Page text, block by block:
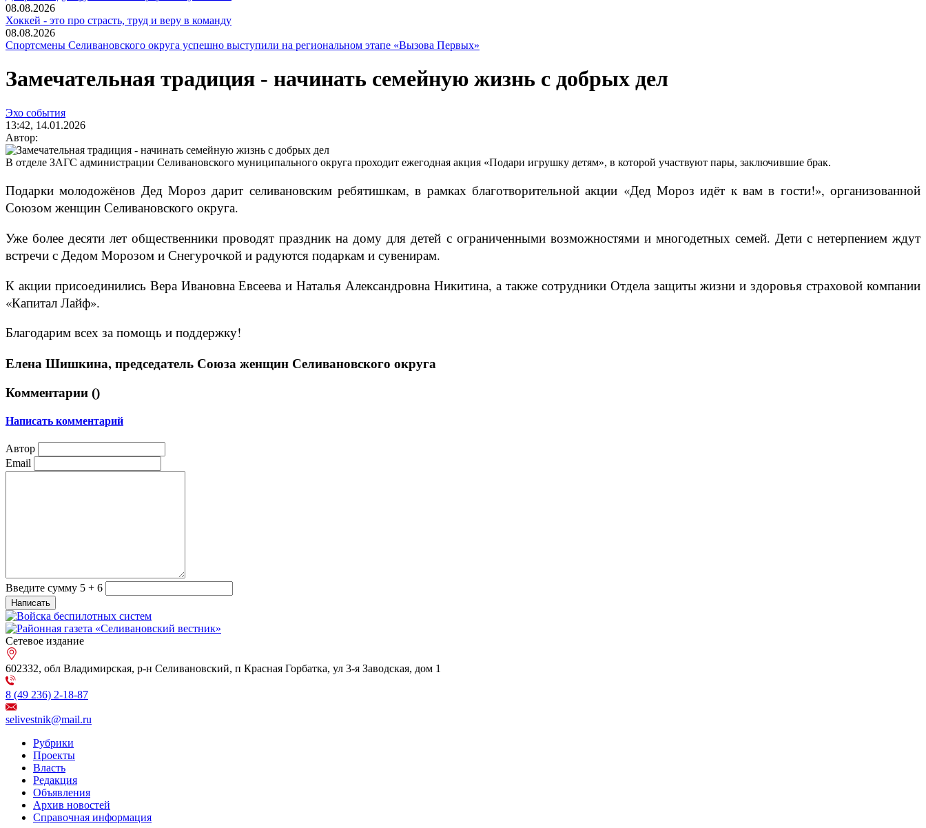
08.08.2026
Хоккей - это про страсть, труд и веру в команду
08.08.2026
Спортсмены Селивановского округа успешно выступили на региональном этапе «Вызова Первых»
Замечательная традиция - начинать семейную жизнь с добрых дел
Эхо события
13:42, 14.01.2026
Автор:
В отделе ЗАГС администрации Селивановского муниципального округа проходит ежегодная акция «Подари игрушку детям», в которой участвуют пары, заключившие брак.
Подарки молодожёнов Дед Мороз дарит селивановским ребятишкам, в рамках благотворительной акции «Дед Мороз идёт к вам в гости!», организованной
Союзом женщин Селивановского округа.
Уже более десяти лет общественники проводят праздник на дому для детей с ограниченными возможностями и многодетных семей. Дети с нетерпением ждут
встречи с Дедом Морозом и Снегурочкой и радуются подаркам и сувенирам.
К акции присоединились Вера Ивановна Евсеева и Наталья Александровна Никитина, а также сотрудники Отдела защиты жизни и здоровья страховой компании
«Капитал Лайф».
Благодарим всех за помощь и поддержку!
Елена Шишкина, председатель Союза женщин Селивановского округа
Комментарии ()
Написать комментарий
Автор
Email
Введите сумму 5 + 6
Сетевое издание
602332, обл Владимирская, р-н Селивановский, п Красная Горбатка, ул 3-я Заводская, дом 1
8 (49 236) 2-18-87
selivestnik@mail.ru
Рубрики
Проекты
Власть
Редакция
Объявления
Архив новостей
Справочная информация